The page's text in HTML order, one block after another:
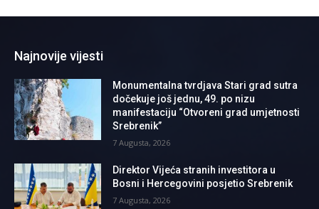
Najnovije vijesti
Monumentalna tvrdjava Stari grad sutra
dočekuje još jednu, 49. po nizu
manifestaciju “Otvoreni grad umjetnosti
Srebrenik”
7 Augusta, 2026
Direktor Vijeća stranih investitora u
Bosni i Hercegovini posjetio Srebrenik
7 Augusta, 2026